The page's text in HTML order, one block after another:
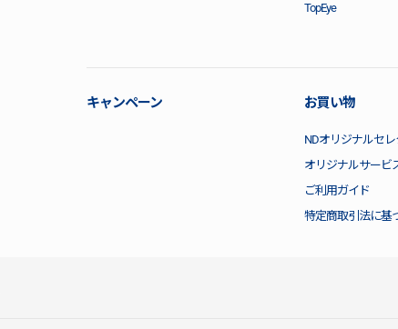
TopEye
キャンペーン お買い物
NDオリジナルセレ
オリジナルサービ
ご利用ガイド
特定商取引法に基